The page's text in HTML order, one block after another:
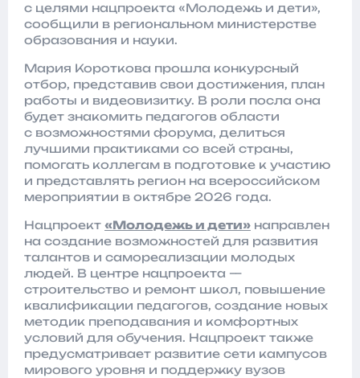
с целями нацпроекта «Молодежь и дети»,
сообщили в региональном министерстве
образования и науки.
Мария Короткова прошла конкурсный
отбор, представив свои достижения, план
работы и видеовизитку. В роли посла она
будет знакомить педагогов области
с возможностями форума, делиться
лучшими практиками со всей страны,
помогать коллегам в подготовке к участию
и представлять регион на всероссийском
мероприятии в октябре 2026 года.
Нацпроект «Молодежь и дети» направлен
на создание возможностей для развития
талантов и самореализации молодых
людей. В центре нацпроекта —
строительство и ремонт школ, повышение
квалификации педагогов, создание новых
методик преподавания и комфортных
условий для обучения. Нацпроект также
предусматривает развитие сети кампусов
мирового уровня и поддержку вузов